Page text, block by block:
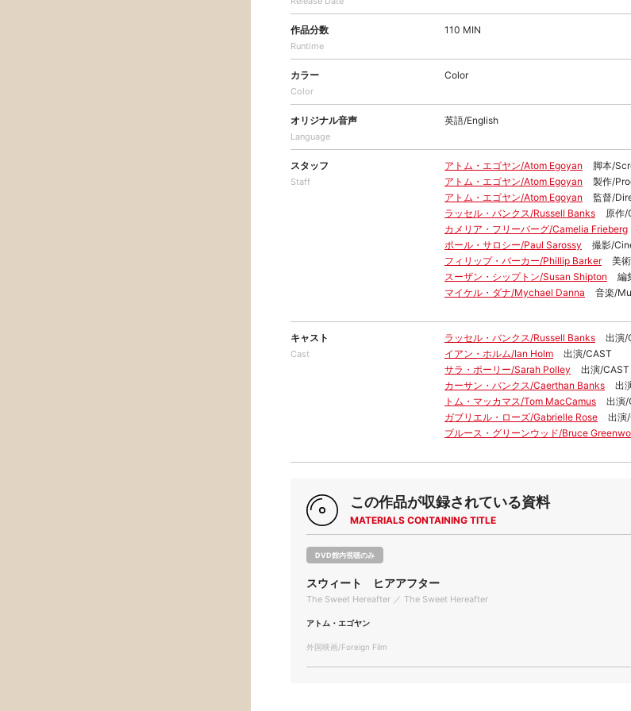
作品分数
Runtime
110 MIN
カラー
Color
Color
オリジナル音声
Language
英語/English
スタッフ
Staff
アトム・エゴヤン/Atom Egoyan
脚本/
アトム・エゴヤン/Atom Egoyan
製作/
アトム・エゴヤン/Atom Egoyan
監督/
ラッセル・バンクス/Russell Banks
原作/
カメリア・フリーバーグ/Camelia Frieberg
ポール・サロシー/Paul Sarossy
撮影/
フィリップ・バーカー/Phillip Barker
美
スーザン・シップトン/Susan Shipton
編
マイケル・ダナ/Mychael Danna
音楽/
キャスト
Cast
ラッセル・バンクス/Russell Banks
出演/
イアン・ホルム/Ian Holm
出演/CAST
サラ・ポーリー/Sarah Polley
出演/CAST
カーサン・バンクス/Caerthan Banks
出
トム・マッカマス/Tom MacCamus
出演/
ガブリエル・ローズ/Gabrielle Rose
出演
ブルース・グリーンウッド/Bruce
この作品が収録されている資料
MATERIALS CONTAINING TITLE
DVD館内視聴のみ
スウィート ヒアアフター
The Sweet Hereafter ／ The Sweet Hereafter
アトム・エゴヤン
外国映画/Foreign Film